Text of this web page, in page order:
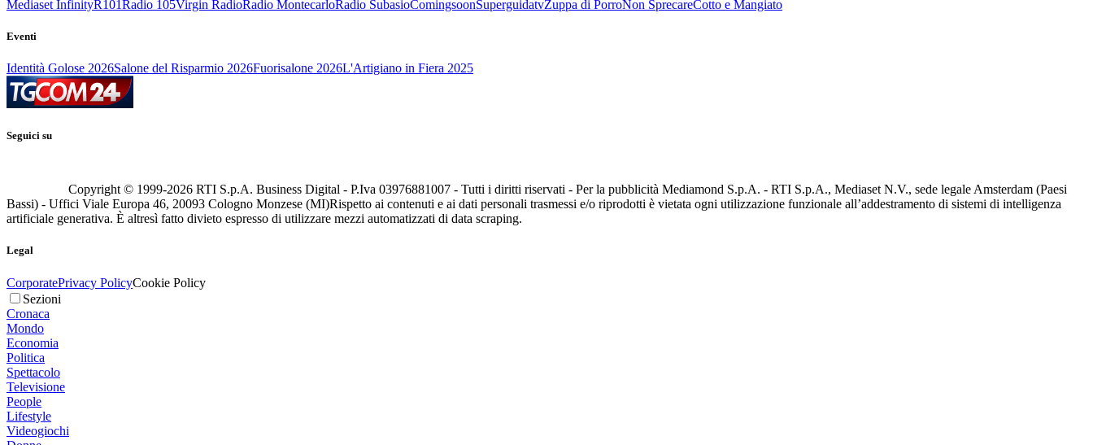
Mediaset InfinityR101Radio 105Virgin RadioRadio MontecarloRadio SubasioComingsoonSuperguidatvZuppa di PorroNon SprecareCotto e Mangiato
Eventi
Identità Golose 2026Salone del Risparmio 2026Fuorisalone 2026L'Artigiano in Fiera 2025
Seguici su
Copyright © 1999-2026 RTI S.p.A. Business Digital - P.Iva 03976881007 - Tutti i diritti riservati - Per la pubblicità Mediamond S.p.A. - RTI S.p.A., Mediaset N.V., sede legale Amsterdam (Paesi
Bassi) - Uffici Viale Europa 46, 20093 Cologno Monzese (MI)Rispetto ai contenuti e ai dati personali trasmessi e/o riprodotti è vietata ogni utilizzazione funzionale all’addestramento di sistemi di intelligenza
artificiale generativa. È altresì fatto divieto espresso di utilizzare mezzi automatizzati di data scraping.
Legal
CorporatePrivacy PolicyCookie Policy
Sezioni
Cronaca
Mondo
Economia
Politica
Spettacolo
Televisione
People
Lifestyle
Videogiochi